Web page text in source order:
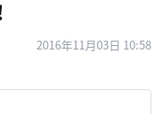
2016年11月03日 10:58